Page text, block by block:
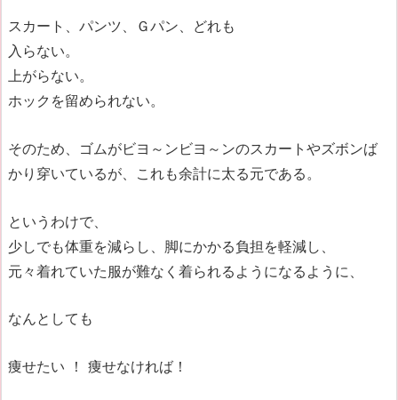
スカート、パンツ、Ｇパン、どれも
入らない。
上がらない。
ホックを留められない。
そのため、ゴムがビヨ～ンビヨ～ンのスカートやズボンば
かり穿いているが、これも余計に太る元である。
というわけで、
少しでも体重を減らし、脚にかかる負担を軽減し、
元々着れていた服が難なく着られるようになるように、
なんとしても
痩せたい ！ 痩せなければ！